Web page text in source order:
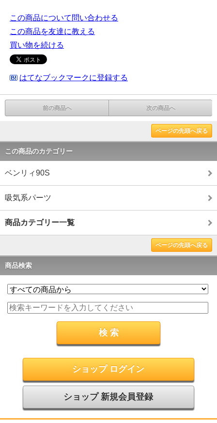
この商品について問い合わせる
この商品を友達に教える
買い物を続ける
はてなブックマークに登録する
前の商品へ 次の商品へ
ページの先頭へ戻る
この商品のカテゴリー
ベンリィ90S
吸気系パーツ
商品カテゴリー一覧
ページの先頭へ戻る
商品検索
ショップ ログイン
ショップ 新規会員登録